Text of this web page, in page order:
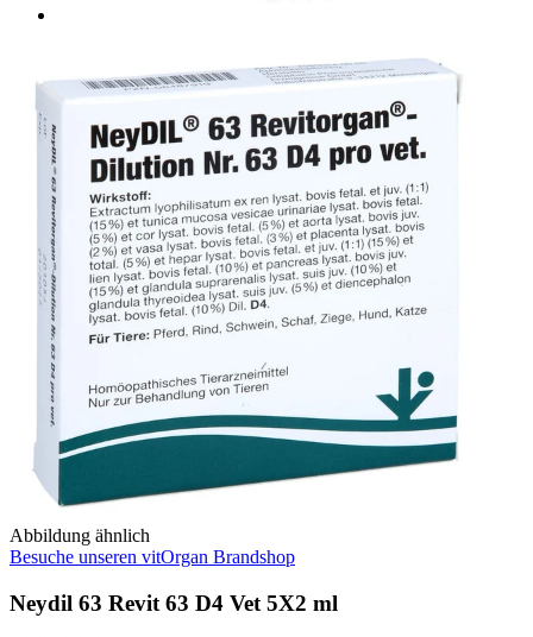
Abbildung ähnlich
Besuche unseren vitOrgan Brandshop
Neydil 63 Revit 63 D4 Vet 5X2 ml